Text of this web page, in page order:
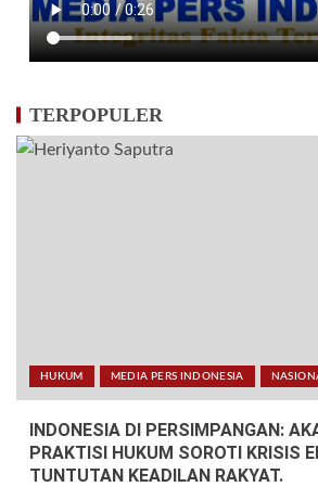
TERPOPULER
HUKUM MEDIA PERS INDONESIA
INDONESIA DI PERSIMPANGAN:
PRAKTISI HUKUM SOROTI KRISIS
TUNTUTAN KEADILAN RAKYAT.